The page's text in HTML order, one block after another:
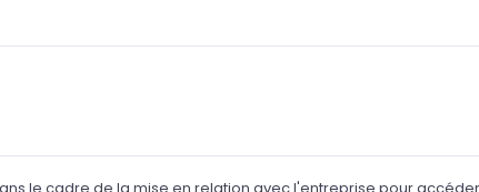
le cadre de la mise en relation avec l'entreprise pour